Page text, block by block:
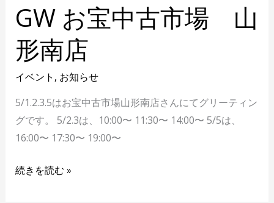
GW お宝中古市場 山
形南店
イベント , お知らせ
5/1.2.3.5はお宝中古市場山形南店さんにてグリーティン
グです。 5/2.3は、10:00〜 11:30〜 14:00〜 5/5は、
16:00〜 17:30〜 19:00〜
続きを読む »